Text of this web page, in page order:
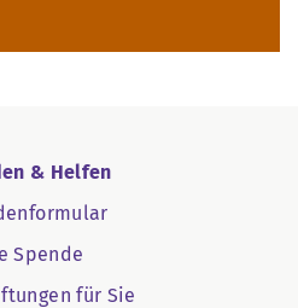
& Helfen
Spende
für Sie